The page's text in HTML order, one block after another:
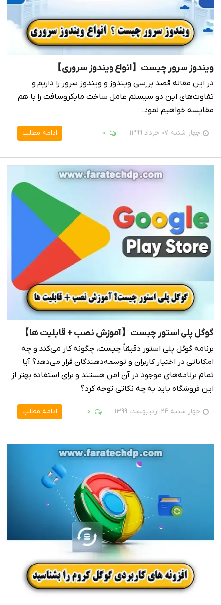
ویندوز سرور چیست【انواع ویندوز سروری】
در این مقاله قصد بررسی ویندوز و ویندوز سرور را داریم و
تفاوت‌های این دو سیستم عامل ساخت مایکروسافت را با هم
مقایسه خواهیم نمود.
چهار شنبه 07 خرداد 1399 0 ادامه مطلب
گوگل پلی استور چیست【آموزش نصب + قابلیت ها】
برنامه گوگل پلی استور دقیقاً چیست، چگونه کار می‌کند و چه
امکاناتی در اختیار کاربران و توسعه‌دهندگان قرار می‌دهد؟ آیا
تمام برنامه‌های موجود در آن امن هستند و برای استفاده بهتر از
این فروشگاه باید به چه نکاتی توجه کرد؟
چهار شنبه 24 اردیبهشت 1399 0 ادامه مطلب